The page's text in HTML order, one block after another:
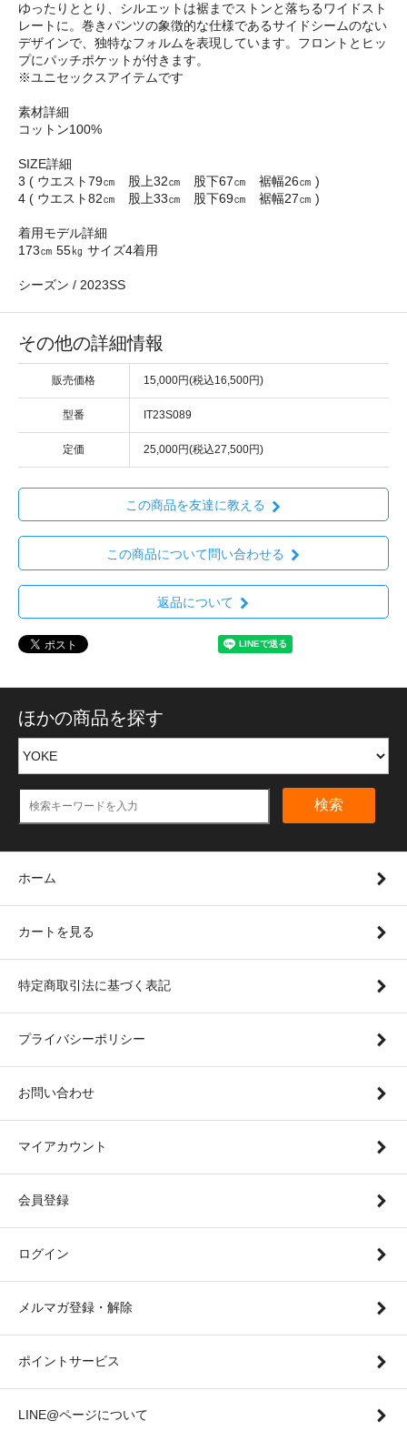
ゆったりととり、シルエットは裾までストンと落ちるワイドスト
レートに。巻きパンツの象徴的な仕様であるサイドシームのない
デザインで、独特なフォルムを表現しています。フロントとヒッ
プにパッチポケットが付きます。
※ユニセックスアイテムです
素材詳細
コットン100%
SIZE詳細
3 ( ウエスト79㎝ 股上32㎝ 股下67㎝ 裾幅26㎝ )
4 ( ウエスト82㎝ 股上33㎝ 股下69㎝ 裾幅27㎝ )
着用モデル詳細
173㎝ 55㎏ サイズ4着用
シーズン / 2023SS
その他の詳細情報
販売価格 15,000円(税込16,500円)
型番 IT23S089
定価 25,000円(税込27,500円)
この商品を友達に教える
この商品について問い合わせる
返品について
ほかの商品を探す
検索
ホーム
カートを見る
特定商取引法に基づく表記
プライバシーポリシー
お問い合わせ
マイアカウント
会員登録
ログイン
メルマガ登録・解除
ポイントサービス
LINE@ページについて